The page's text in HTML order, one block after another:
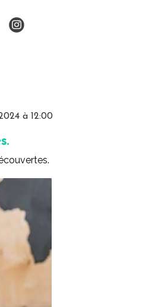
à 12:00